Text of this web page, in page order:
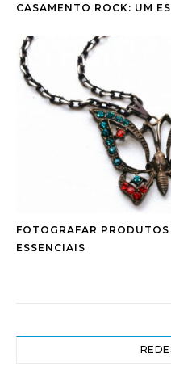
CASAMENTO ROCK: UM
FOTOGRAFAR
ESSENCIAIS